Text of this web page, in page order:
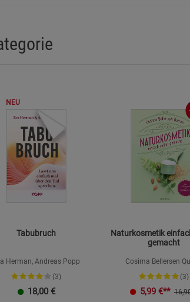
NEU
Tabubruch
Herman, Andreas Popp
(3)
18,00 €
Naturkosmetik
gemacht
Cosima Bellersen
(3)
5,99 €**
Impressum